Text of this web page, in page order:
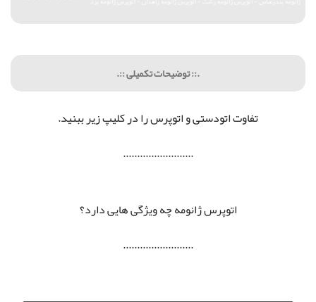
.:: توضیحات تکمیلی ::.
تفاوت اتودستی و اتوپرس را در کلیپ زیر ببنید.
.........................
اتوپرس ژانومه چه ویژگی هایی دارد؟
.........................